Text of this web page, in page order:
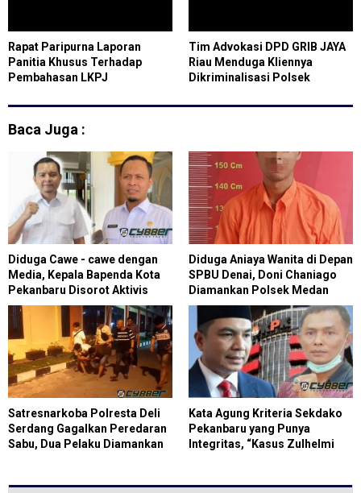
Rapat Paripurna Laporan
Panitia Khusus Terhadap
Pembahasan LKPJ
Tahun 2023
Tim Advokasi DPD GRIB JAYA
Riau Menduga Kliennya
Dikriminalisasi Polsek
Baca Juga :
Diduga Cawe - cawe dengan
Media, Kepala Bapenda Kota
Pekanbaru Disorot Aktivis
Diduga Aniaya Wanita di Depan
SPBU Denai, Doni Chaniago
Diamankan Polsek Medan
Area
Satresnarkoba Polresta Deli
Serdang Gagalkan Peredaran
Sabu, Dua Pelaku Diamankan
Kata Agung Kriteria Sekdako
Pekanbaru yang Punya
Integritas, “Kasus Zulhelmi